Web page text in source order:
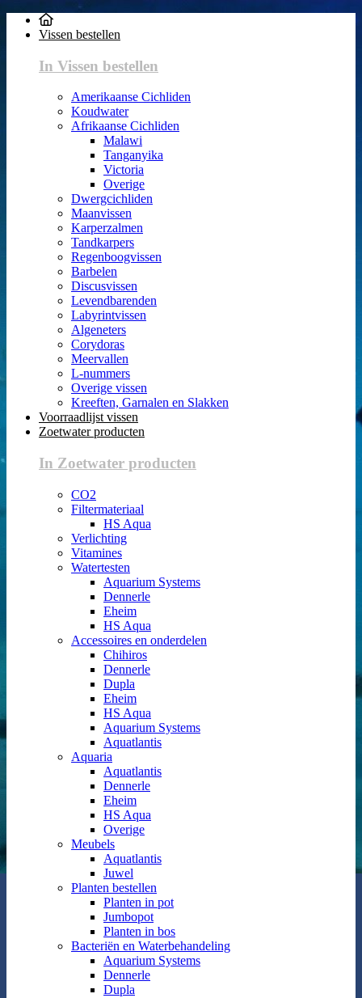
Vissen bestellen
In Vissen bestellen
Amerikaanse Cichliden
Koudwater
Afrikaanse Cichliden
Malawi
Tanganyika
Victoria
Overige
Dwergcichliden
Maanvissen
Karperzalmen
Tandkarpers
Regenboogvissen
Barbelen
Discusvissen
Levendbarenden
Labyrintvissen
Algeneters
Corydoras
Meervallen
L-nummers
Overige vissen
Kreeften, Garnalen en Slakken
Voorraadlijst vissen
Zoetwater producten
In Zoetwater producten
CO2
Filtermateriaal
HS Aqua
Verlichting
Vitamines
Watertesten
Aquarium Systems
Dennerle
Eheim
HS Aqua
Accessoires en onderdelen
Chihiros
Dennerle
Dupla
Eheim
HS Aqua
Aquarium Systems
Aquatlantis
Aquaria
Aquatlantis
Dennerle
Eheim
HS Aqua
Overige
Meubels
Aquatlantis
Juwel
Planten bestellen
Planten in pot
Jumbopot
Planten in bos
Bacteriën en Waterbehandeling
Aquarium Systems
Dennerle
Dupla